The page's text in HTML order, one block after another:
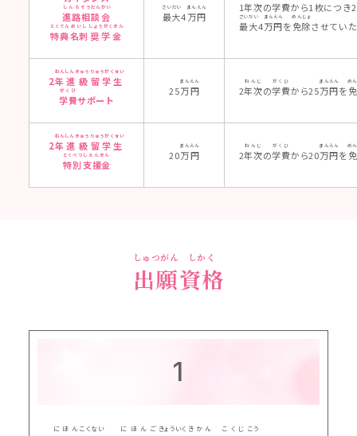
進路
しんろ
相談
そうだん
会
かい
特典
とくてん
名刺
めいし
奨学金
しょうがくきん
最大
さいだい
4万
まん
円
えん 1年次の学費から1 枚につき2
最大
さいだい
4万円
まんえん
を免除
めんじょ
させてい
2年
ねん
進級
しんきゅう
留学生
りゅうがくせい
学費
がくひ
サポート
25万
まん
円
えん
2年次
ねんじ
の学費
がくひ
から25万円
まんえん
を
め
2年
ねん
進級
しんきゅう
留学生
りゅうがくせい
特別
とくべつ
支援金
しえんきん 20万
まん
円
えん
2年次
ねんじ
の学費
がくひ
から20万円
まんえん
を
め
出願
しゅつがん
資格
しかく
1
にほん こくない にほんご きょういく きかん こくじ こう